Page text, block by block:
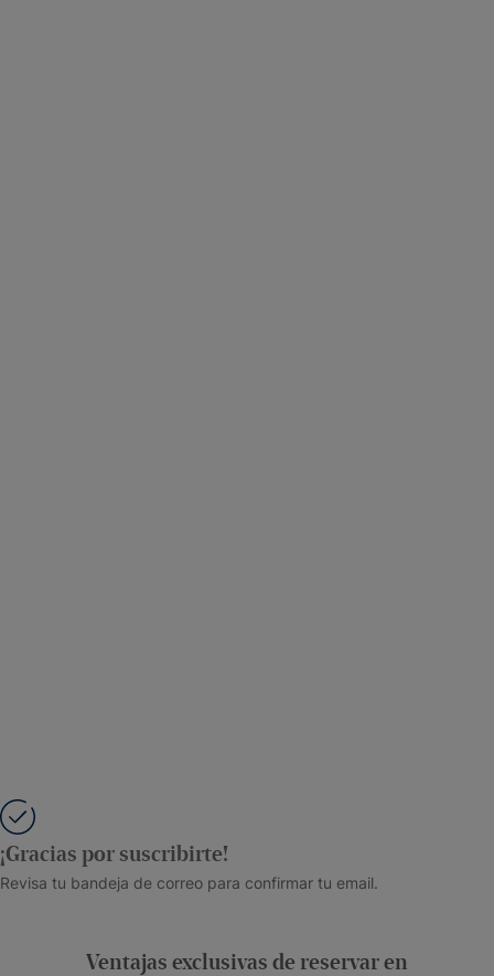
¡Gracias por suscribirte!
Revisa tu bandeja de correo para confirmar tu email.
Ventajas exclusivas de reservar en